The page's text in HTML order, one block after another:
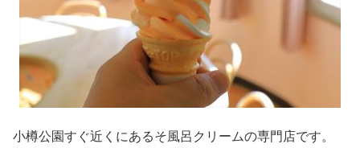
小樽公園すぐ近くにあるそ風呂クリームの専門店です。